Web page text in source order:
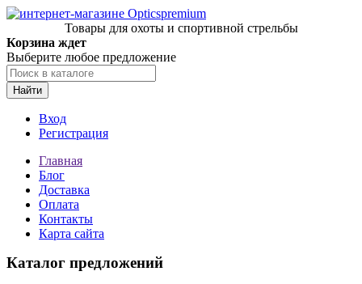
Товары для охоты и спортивной стрельбы
Корзина ждет
Выберите любое предложение
Найти
Вход
Регистрация
Главная
Блог
Доставка
Оплата
Контакты
Карта сайта
Каталог предложений